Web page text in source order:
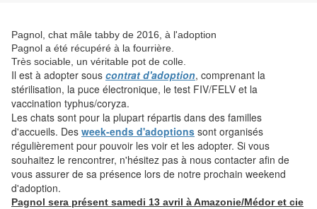
Pagnol, chat mâle tabby de 2016, à l'adoption
Pagnol a été récupéré à la fourrière.
Très sociable, un véritable pot de colle.
Il est à adopter sous contrat d'adoption, comprenant la
stérilisation, la puce électronique, le test FIV/FELV et la
vaccination typhus/coryza.
Les chats sont pour la plupart répartis dans des familles
d'accueils. Des week-ends d'adoptions sont organisés
régulièrement pour pouvoir les voir et les adopter. Si vous
souhaitez le rencontrer, n'hésitez pas à nous contacter afin de
vous assurer de sa présence lors de notre prochain weekend
d'adoption.
Pagnol sera présent samedi 13 avril à Amazonie/Médor et cie